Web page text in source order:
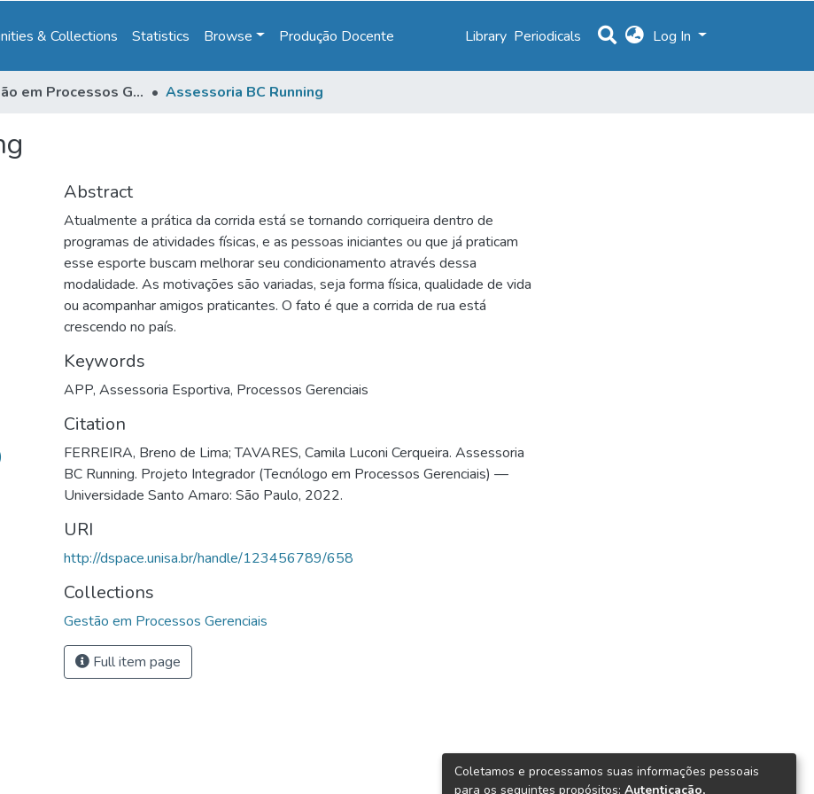
& Collections Statistics Browse Produção Docente Library Periodicals Log In
Gestão em Processos Gerenciais Assessoria BC Running
Abstract
Atualmente a prática da corrida está se tornando corriqueira dentro de
programas de atividades físicas, e as pessoas iniciantes ou que já praticam
esse esporte buscam melhorar seu condicionamento através dessa
modalidade. As motivações são variadas, seja forma física, qualidade de vida
ou acompanhar amigos praticantes. O fato é que a corrida de rua está
crescendo no país.
Keywords
APP, Assessoria Esportiva, Processos Gerenciais
Citation
FERREIRA, Breno de Lima; TAVARES, Camila Luconi Cerqueira. Assessoria
BC Running. Projeto Integrador (Tecnólogo em Processos Gerenciais) —
Universidade Santo Amaro: São Paulo, 2022.
URI
http://dspace.unisa.br/handle/123456789/658
Collections
Gestão em Processos Gerenciais
Full item page
Coletamos e processamos suas informações pessoais
para os seguintes propósitos: Autenticação,